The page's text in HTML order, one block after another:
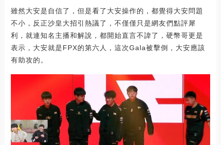
雖然大安是自信了，但是看了大安操作的，都覺得大安問題
不小，反正沙皇大招引熱議了，不僅僅只是網友們點評犀
利，就連知名主播和解說，都開始直言不諱了，硬幣哥更是
表示，大安就是FPX的第六人，這次Gala被擊倒，大安應該
有助攻的。